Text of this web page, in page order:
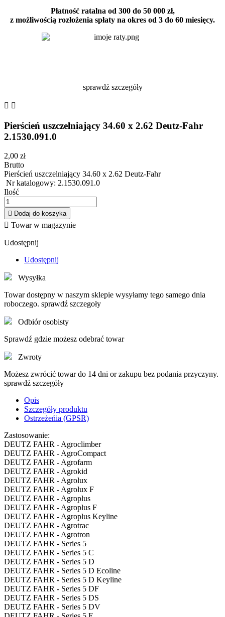
Płatność ratalna od 300 do 50 000 zł,
z możliwością rozłożenia spłaty na okres od 3 do 60 miesięcy.
sprawdź szczegóły
 
Pierścień uszczelniający 34.60 x 2.62 Deutz-Fahr
2.1530.091.0
2,00 zł
Brutto
Pierścień uszczelniający 34.60 x 2.62 Deutz-Fahr
Nr katalogowy: 2.1530.091.0
Ilość
 Dodaj do koszyka
 Towar w magazynie
Udostępnij
Udostępnij
Wysyłka
Towar dostępny w naszym sklepie wysyłamy tego samego dnia
roboczego. sprawdź szczegoły
Odbiór osobisty
Sprawdź gdzie możesz odebrać towar
Zwroty
Możesz zwrócić towar do 14 dni or zakupu bez podania przyczyny.
sprawdź szczegóły
Opis
Szczegóły produktu
Ostrzeżeńia (GPSR)
Zastosowanie:
DEUTZ FAHR - Agroclimber
DEUTZ FAHR - AgroCompact
DEUTZ FAHR - Agrofarm
DEUTZ FAHR - Agrokid
DEUTZ FAHR - Agrolux
DEUTZ FAHR - Agrolux F
DEUTZ FAHR - Agroplus
DEUTZ FAHR - Agroplus F
DEUTZ FAHR - Agroplus Keyline
DEUTZ FAHR - Agrotrac
DEUTZ FAHR - Agrotron
DEUTZ FAHR - Series 5
DEUTZ FAHR - Series 5 C
DEUTZ FAHR - Series 5 D
DEUTZ FAHR - Series 5 D Ecoline
DEUTZ FAHR - Series 5 D Keyline
DEUTZ FAHR - Series 5 DF
DEUTZ FAHR - Series 5 DS
DEUTZ FAHR - Series 5 DV